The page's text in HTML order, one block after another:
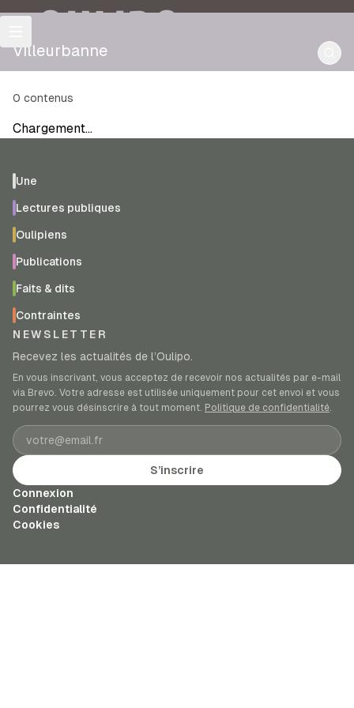
OULIPO
Villeurbanne
0 contenus
Chargement…
Une
Lectures publiques
Oulipiens
Publications
Faits & dits
Contraintes
NEWSLETTER
Recevez les actualités de l’Oulipo.
En vous inscrivant, vous acceptez de recevoir nos actualités par e-mail
via Brevo. Votre adresse est utilisée uniquement pour cet envoi et vous
pourrez vous désinscrire à tout moment. Politique de confidentialité.
Adresse e-mail
S’inscrire
Connexion
Confidentialité
Cookies